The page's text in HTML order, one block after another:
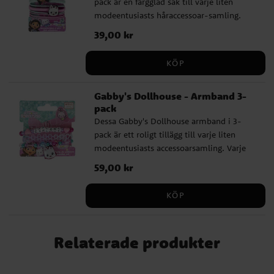
månader. Detta är en officiellt licensierad
Gabby's Dollhouse produkt från
tillverkaren Cerdá.
modeentusiasts håraccessoar-samling.
Varje förpackning innehåller åtta
hårsnoddar i mixade färger, dekorerade
Pris:39,00 kr
39,00 kr
KÖP
Gabby's Dollhouse - Armband 3-
pack
Dessa Gabby's Dollhouse armband i 3-
pack är ett roligt tillägg till varje liten
modeentusiasts accessoarsamling. Varje
mixade färger, dekorerade med motiv från
Pris:59,00 kr
59,00 kr
KÖP
Relaterade produkter